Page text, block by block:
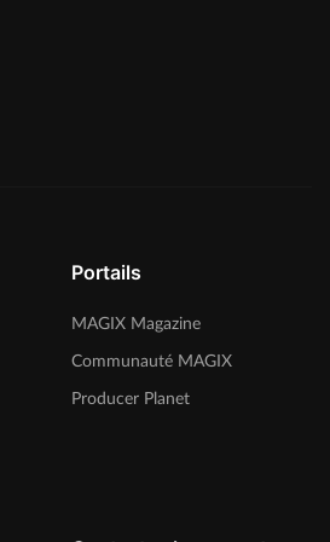
Portails
MAGIX Magazine
Communauté MAGIX
Producer Planet